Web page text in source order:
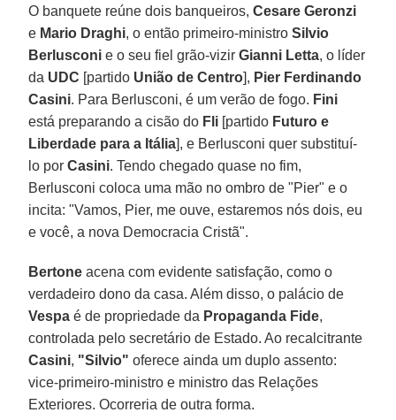
O banquete reúne dois banqueiros,Cesare Geronzi
e Mario Draghi, o então primeiro-ministroSilvio
Berlusconi e o seu fiel grão-vizirGianni Letta, o líder
da UDC [partido União de Centro], Pier Ferdinando
Casini. Para Berlusconi, é um verão de fogo. Fini
está preparando a cisão do Fli [partido Futuro e
Liberdade para a Itália], e Berlusconi quer substituí-
lo porCasini. Tendo chegado quase no fim,
Berlusconi coloca uma mão no ombro de "Pier" e o
incita: "Vamos, Pier, me ouve, estaremos nós dois, eu
e você, a nova Democracia Cristã".
Bertone acena com evidente satisfação, como o
verdadeiro dono da casa. Além disso, o palácio de
Vespa é de propriedade da Propaganda Fide,
controlada pelo secretário de Estado. Ao recalcitrante
Casini, "Silvio" oferece ainda um duplo assento:
vice-primeiro-ministro e ministro das Relações
Exteriores. Ocorreria de outra forma.